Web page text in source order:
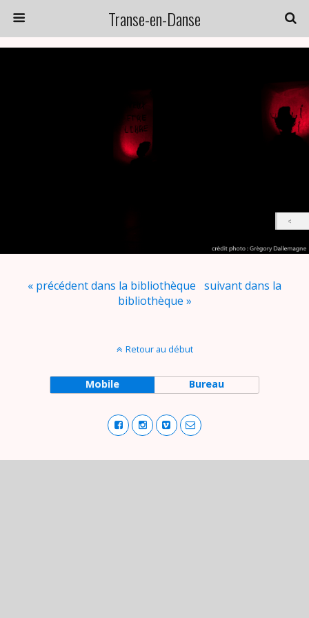
Transe-en-Danse
« précédent dans la bibliothèque suivant dans la
bibliothèque »
Retour au début
Mobile Bureau